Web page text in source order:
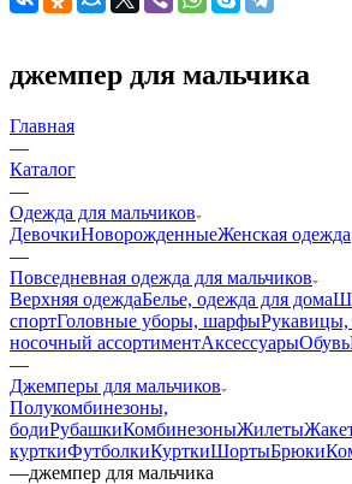
джемпер для мальчика
Главная
—
Каталог
—
Одежда для мальчиков
ДевочкиНоворожденныеЖенская одежда
—
Повседневная одежда для мальчиков
Верхняя одеждаБелье, одежда для дома
спортГоловные уборы, шарфыРукавицы,
носочный ассортиментАксессуарыОбувь
—
Джемперы для мальчиков
Полукомбинезоны,
бодиРубашкиКомбинезоныЖилеты
курткиФутболкиКурткиШортыБрюки
—джемпер для мальчика